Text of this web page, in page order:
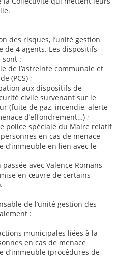
des risques, l’unité gestion
de 4 agents. Les dispositifs
sont :
de l’astreinte communale et
(PCS) ;
aux dispositifs de
civile survenant sur le
(fuite de gaz, incendie, alerte
d’effondrement…) ;
police spéciale du Maire relatif
en cas de menace
d’immeuble en lien avec le
avec Valence Romans
en œuvre de certains
de l’unité gestion des
:
municipales liées à la
en cas de menace
d’immeuble (procédures de